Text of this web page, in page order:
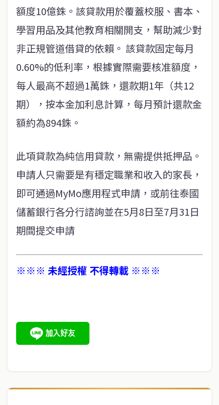
額度10億銖。該貸款用於覆蓋校服、書本、
學習用品及其他教育相關開支，幫助減少對
非正規管道借貸的依賴。 該貸款固定每月
0.60%的低利率，根據實際需要核准額度，
每人最高不超過1萬銖，還款期1年（共12
期），按本金加利息計算，每月預計還款金
額約為894銖。
此項貸款為純信用貸款，無需提供抵押品。
申請人只需要是有穩定職業和收入的家長，
即可通過MyMo應用程式申請，或前往泰國
儲蓄銀行各分行諮詢並在5月8日至7月31日
期間提交申請
※※※ 未經授權 不得轉載 ※※※